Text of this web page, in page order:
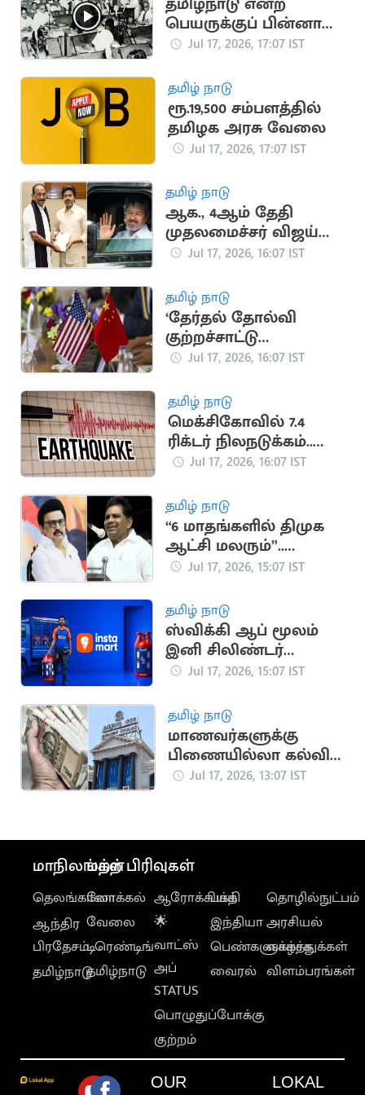
பெயருக்குப் பின்னால்
இருக்கும் அரசியல்
Jul 17, 2026, 17:07 IST
தமிழ் நாடு
ரூ.19,500 சம்பளத்தில்
தமிழக அரசு வேலை
Jul 17, 2026, 17:07 IST
தமிழ் நாடு
ஆக., 4ஆம் தேதி
முதலமைச்சர் விஜய்
டெல்லி பயணம்
Jul 17, 2026, 16:07 IST
தமிழ் நாடு
‘தேர்தல் தோல்வி
குற்றச்சாட்டு
ஆதாரமற்றது’..
Jul 17, 2026, 16:07 IST
தமிழ் நாடு
மெக்சிகோவில் 7.4
ரிக்டர் நிலநடுக்கம்..
சுனாமி
பீதி
Jul 17, 2026, 16:07 IST
தமிழ் நாடு
“6 மாதங்களில் திமுக
ஆட்சி மலரும்”..
அனிதா
Jul 17, 2026, 15:07 IST
தமிழ் நாடு
ஸ்விக்கி ஆப் மூலம்
இனி சிலிண்டர்
டெலிவரி: புதிய
Jul 17, 2026, 15:07 IST
தமிழ் நாடு
மாணவர்களுக்கு
பிணையில்லா கல்விக்
கடன்... அமைச்சர்
Jul 17, 2026, 13:07 IST
மாநிலங்கள்
தெலங்கானா
ஆந்திர
பிரதேசம்
தமிழ்நாடு
மற்ற பிரிவுகள்
லோக்கல்
வேலை
டிரெண்டிங்
தமிழ்நாடு
ஆரோக்கியம்
🌟
வாட்ஸ்
அப்
STATUS
பொழுதுப்போக்கு
குற்றம்
பக்தி
இந்தியா
பெண்களுக்காக
வைரல்
தொழில்நுட்பம்
அரசியல்
வாழ்த்துக்கள்
விளம்பரங்கள்
OUR LOKAL